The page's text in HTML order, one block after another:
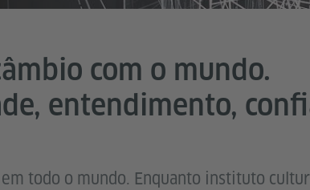
com o mundo.
entendimento,
em todo o mundo. Enquanto instituto